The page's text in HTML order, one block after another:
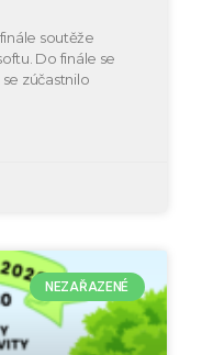
finále soutěže
Do finále se
zúčastnilo
NEZAŘAZENÉ